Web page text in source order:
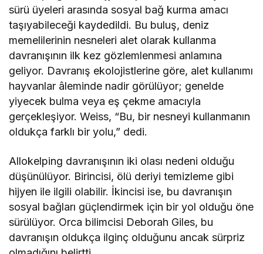
sürü üyeleri arasında sosyal bağ kurma amacı
taşıyabileceği kaydedildi. Bu buluş, deniz
memelilerinin nesneleri alet olarak kullanma
davranışının ilk kez gözlemlenmesi anlamına
geliyor. Davranış ekolojistlerine göre, alet kullanımı
hayvanlar âleminde nadir görülüyor; genelde
yiyecek bulma veya eş çekme amacıyla
gerçekleşiyor. Weiss, “Bu, bir nesneyi kullanmanın
oldukça farklı bir yolu,” dedi.
Allokelping davranışının iki olası nedeni olduğu
düşünülüyor. Birincisi, ölü deriyi temizleme gibi
hijyen ile ilgili olabilir. İkincisi ise, bu davranışın
sosyal bağları güçlendirmek için bir yol olduğu öne
sürülüyor. Orca bilimcisi Deborah Giles, bu
davranışın oldukça ilginç olduğunu ancak sürpriz